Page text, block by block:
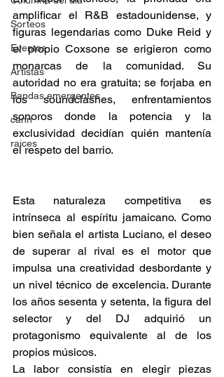
Sorteos
Eventos
Artistas
Bandas emergentes
cann
raices
amplificar el R&B estadounidense, y
figuras legendarias como Duke Reid y
el propio Coxsone se erigieron como
monarcas de la comunidad. Su
autoridad no era gratuita; se forjaba en
los soundclashes, enfrentamientos
sonoros donde la potencia y la
exclusividad decidían quién mantenía
el respeto del barrio.
Esta naturaleza competitiva es
intrínseca al espíritu jamaicano. Como
bien señala el artista Luciano, el deseo
de superar al rival es el motor que
impulsa una creatividad desbordante y
un nivel técnico de excelencia. Durante
los años sesenta y setenta, la figura del
selector y del DJ adquirió un
protagonismo equivalente al de los
propios músicos.
La labor consistía en elegir piezas